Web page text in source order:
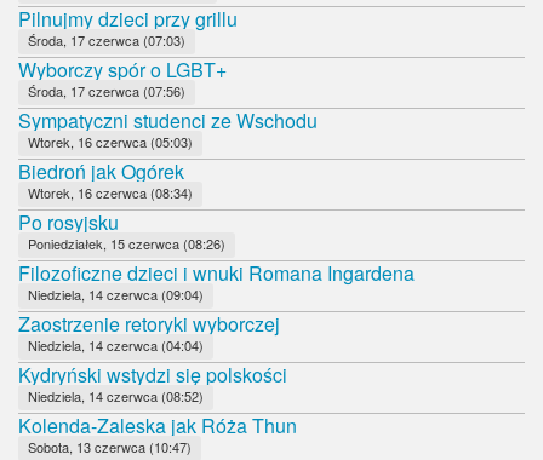
Pilnujmy dzieci przy grillu
Środa, 17 czerwca (07:03)
Wyborczy spór o LGBT+
Środa, 17 czerwca (07:56)
Sympatyczni studenci ze Wschodu
Wtorek, 16 czerwca (05:03)
Biedroń jak Ogórek
Wtorek, 16 czerwca (08:34)
Po rosyjsku
Poniedziałek, 15 czerwca (08:26)
Filozoficzne dzieci i wnuki Romana Ingardena
Niedziela, 14 czerwca (09:04)
Zaostrzenie retoryki wyborczej
Niedziela, 14 czerwca (04:04)
Kydryński wstydzi się polskości
Niedziela, 14 czerwca (08:52)
Kolenda-Zaleska jak Róża Thun
Sobota, 13 czerwca (10:47)